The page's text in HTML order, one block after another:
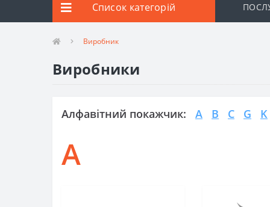
Список категорій
Виробник
Виробники
Алфавітний покажчик: A B C G K
A